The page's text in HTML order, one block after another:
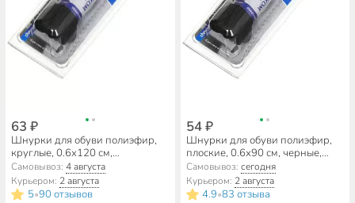
63 ₽
Шнурки для обуви полиэфир,
круглые, 0.6х120 см,
В865_6/310
Самовывоз:4 августа
Курьером: 2 августа
5•90 отзывов
54 ₽
Шнурки для обуви полиэфир,
плоские, 0.6х90 см, черные,
В340_6/310
Самовывоз: сегодня
Курьером: 2 августа
4.9•83 отзыва